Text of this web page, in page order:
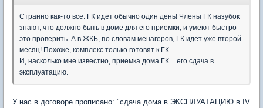
Странно как-то все. ГК идет обычно один день! Члены ГК назубок
знают, что должно быть в доме для его приемки, и умеют быстро
это проверить. А в ЖКБ, по словам менагеров, ГК идет уже второй
месяц! Похоже, комплекс только готовят к ГК.
И, насколько мне известно, приемка дома ГК = его сдача в
эксплуатацию.
У нас в договоре прописано: "сдача дома в ЭКСПЛУАТАЦИЮ в IV